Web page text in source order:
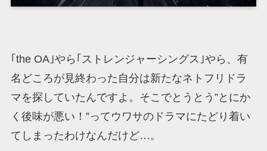
｢the OA｣やら｢ストレンジャーシングス｣やら、有
名どころが見終わった自分は新たなネトフリドラ
マを探していたんですよ。そこでとうとう”とにか
く後味が悪い！”ってウワサのドラマにたどり着い
てしまったわけなんだけど…。